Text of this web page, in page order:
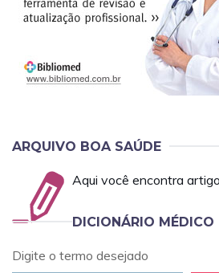
ARQUIVO BOA SAÚDE
Aqui você encontra
DICIONÁRIO MÉDICO
Digite o termo desejado